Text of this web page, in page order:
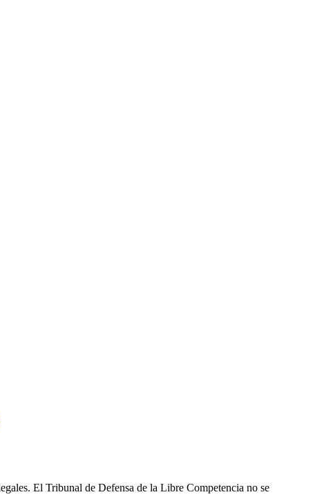
El Tribunal de Defensa de la Libre Competencia no se